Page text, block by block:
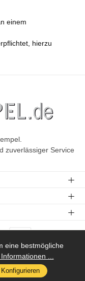
einem
hierzu
zuverlässiger Service
Versandkosten
angegeben.
eine bestmögliche
...
Konfigurieren